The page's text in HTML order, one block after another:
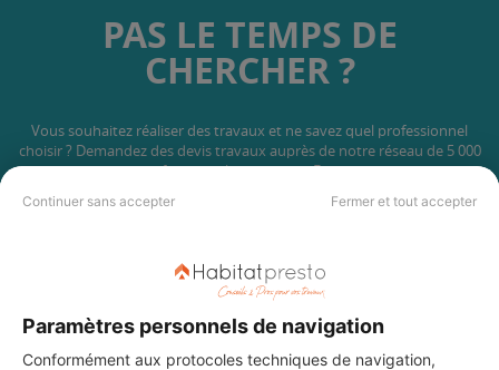
Continuer sans accepter Fermer et tout accepter
Paramètres personnels de navigation
Conformément aux protocoles techniques de navigation,
PAS LE TEMPS DE
CHERCHER ?
Vous souhaitez réaliser des travaux et ne savez quel professionnel
choisir ? Demandez des devis travaux auprès de notre réseau de 5 000
professionnels partout en France.
DEMANDER UN DEVIS